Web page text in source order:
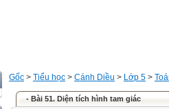
Gốc > Tiểu học > Cánh Diều > Lớp 5 >
- Bài 51. Diện tích hình tam giác